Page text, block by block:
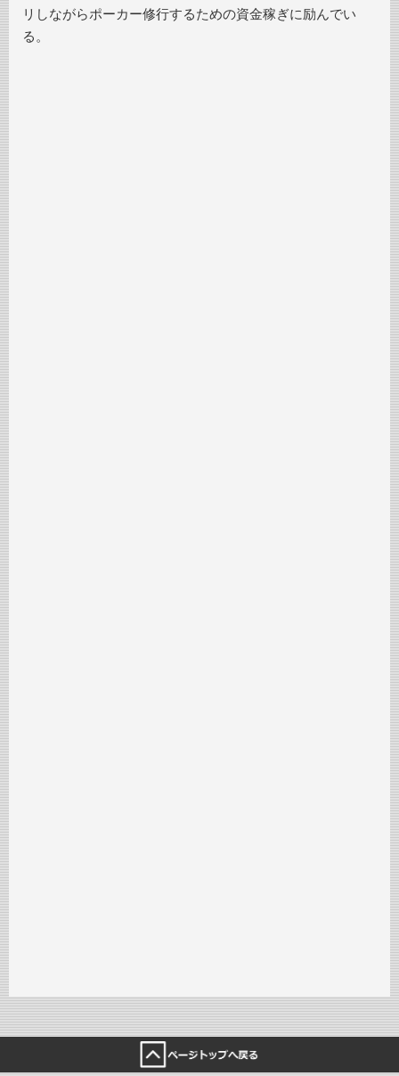
リしながらポーカー修行するための資金稼ぎに励んでい
る。